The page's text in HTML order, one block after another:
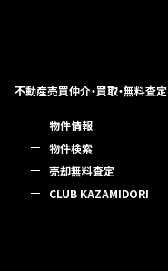
不動産売買仲介・買取・無料査定
物件情報
物件検索
売却無料査定
CLUB KAZAMIDORI